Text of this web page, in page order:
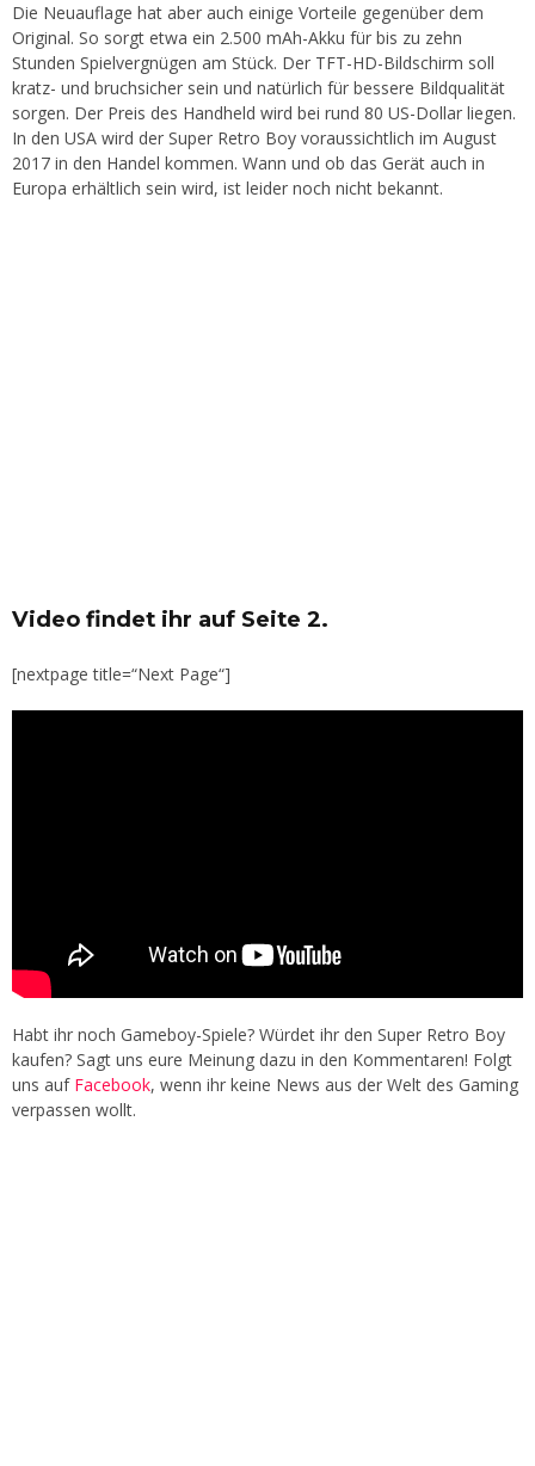
Die Neuauflage hat aber auch einige Vorteile gegenüber dem
Original. So sorgt etwa ein 2.500 mAh-Akku für bis zu zehn
Stunden Spielvergnügen am Stück. Der TFT-HD-Bildschirm soll
kratz- und bruchsicher sein und natürlich für bessere Bildqualität
sorgen. Der Preis des Handheld wird bei rund 80 US-Dollar liegen.
In den USA wird der Super Retro Boy voraussichtlich im August
2017 in den Handel kommen. Wann und ob das Gerät auch in
Europa erhältlich sein wird, ist leider noch nicht bekannt.
Video findet ihr auf Seite 2.
[nextpage title=“Next Page“]
Habt ihr noch Gameboy-Spiele? Würdet ihr den Super Retro Boy
kaufen? Sagt uns eure Meinung dazu in den Kommentaren! Folgt
uns auf Facebook, wenn ihr keine News aus der Welt des Gaming
verpassen wollt.